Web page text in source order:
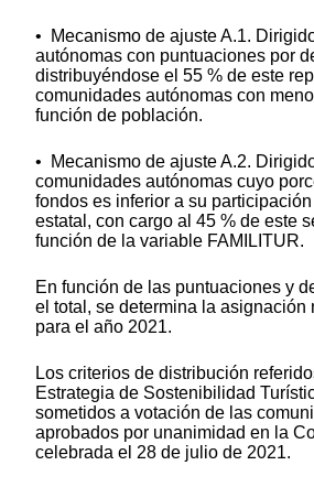
• Mecanismo de ajuste A.1.
autónomas con puntuaciones por
distribuyéndose el 55 % de este
comunidades autónomas con
función de población.
• Mecanismo de ajuste A.2.
comunidades autónomas cuyo
fondos es inferior a su
estatal, con cargo al 45 % de este
función de la variable FAMILITUR.
En función de las puntuaciones y
el total, se determina la asignación
para el año 2021.
Los criterios de distribución
Estrategia de Sostenibilidad
sometidos a votación de las
aprobados por unanimidad en la
celebrada el 28 de julio de 2021.